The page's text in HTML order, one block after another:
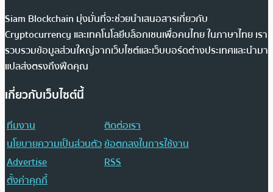
Siam Blockchain มุ่งมั่นที่จะช่วยนำเสนอสารเกี่ยวกับ
Cryptocurrency และเทคโนโลยีบล็อกเชนเพื่อคนไทย ในภาษาไทย เรา
รวบรวมข้อมูลส่วนใหญ่จากเว็บไซต์และเว็บบอร์ดต่างประเทศและนำมา
แปลส่งตรงถึงฟีดคุณ
เกี่ยวกับเว็บไซต์นี้
ทีมงาน
ติดต่อเรา
นโยบายความเป็นส่วนตัวข้อตกลงในการใช้งาน
Advertise
RSS
ตั้งค่าคุกกี้